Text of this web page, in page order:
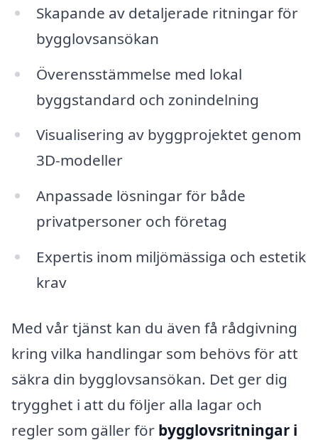
Skapande av detaljerade ritningar för
bygglovsansökan
Överensstämmelse med lokal
byggstandard och zonindelning
Visualisering av byggprojektet genom
3D-modeller
Anpassade lösningar för både
privatpersoner och företag
Expertis inom miljömässiga och estetik
krav
Med vår tjänst kan du även få rådgivning
kring vilka handlingar som behövs för att
säkra din bygglovsansökan. Det ger dig
trygghet i att du följer alla lagar och
regler som gäller för bygglovsritningar i